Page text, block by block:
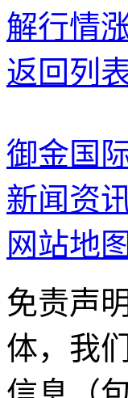
解行情
返回列
御金国
新闻资
网站地图
免责声
体，我